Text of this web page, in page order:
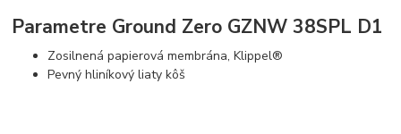
Parametre Ground Zero GZNW 38SPL D1
Zosilnená papierová membrána, Klippel®
Pevný hliníkový liaty kôš